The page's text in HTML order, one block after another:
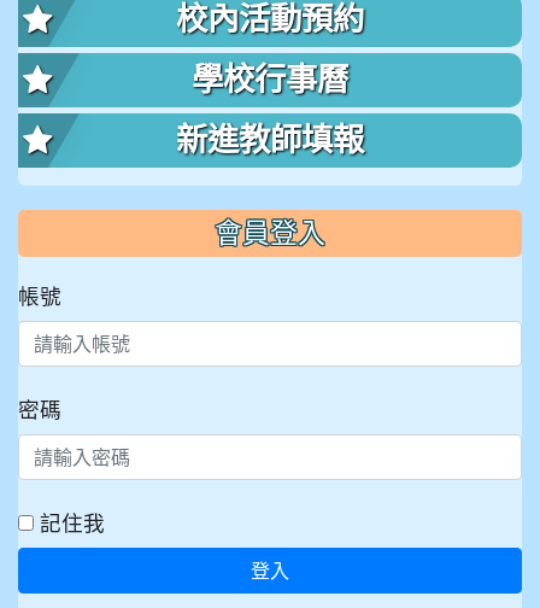
校內活動預約
學校行事曆
新進教師填報
會員登入
帳號
密碼
記住我
登入